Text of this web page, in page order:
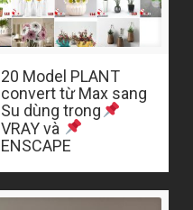
20 Model PLANT
convert từ Max sang
Su dùng trong
VRAY và
ENSCAPE